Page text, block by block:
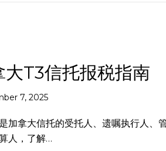
大T3信托报税指南
7, 2025
加拿大信托的受托人、遗嘱执行人、
人，了解…